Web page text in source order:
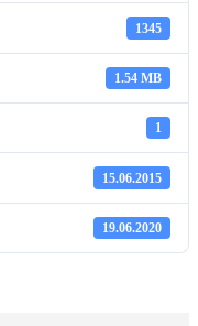
1345
1.54 MB
1
15.06.2015
19.06.2020